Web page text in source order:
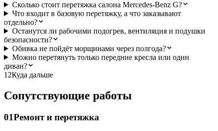
Сколько стоит перетяжка салона Mercedes-Benz G?
Что входит в базовую перетяжку, а что заказывают
отдельно?
Останутся ли рабочими подогрев, вентиляция и подушки
безопасности?
Обивка не пойдёт морщинами через полгода?
Можно перетянуть только передние кресла или один
диван?
12Куда дальше
Сопутствующие работы
01Ремонт и перетяжка